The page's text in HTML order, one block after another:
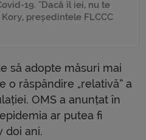
19. "Dacă îl iei, nu te
președintele FLCCC
să adopte măsuri mai
o răspândire „relativă” a
OMS a anunțat în
ar putea fi
doi ani.